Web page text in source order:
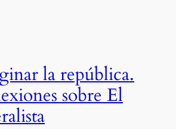
la república.
sobre El